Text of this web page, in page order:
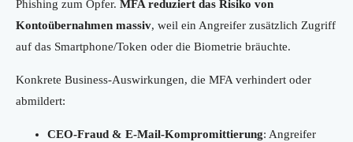
Phishing zum Opfer. MFA reduziert das Risiko von
Kontoübernahmen massiv, weil ein Angreifer zusätzlich Zugriff
auf das Smartphone/Token oder die Biometrie bräuchte.
Konkrete Business-Auswirkungen, die MFA verhindert oder
abmildert:
CEO-Fraud & E-Mail-Kompromittierung: Angreifer